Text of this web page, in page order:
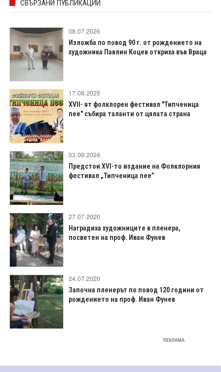
СВЪРЗАНИ ПУБЛИКАЦИИ
08.07.2026
Изложба по повод 90 г. от рождението на
художника Павлин Коцев откриха във Враца
17.08.2025
XVII- ят фолклорен фестивал "Типченица
пее" събира таланти от цялата страна
03.09.2024
Предстои XVI-то издание на Фолклорния
фестивал „Типченица пее”
27.07.2020
Наградиха художниците в пленера,
посветен на проф. Иван Фунев
24.07.2020
Започна пленерът по повод 120 години от
рождението на проф. Иван Фунев
РЕКЛАМА